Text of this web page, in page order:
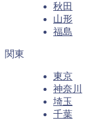
秋田
山形
福島
関東
東京
神奈川
埼玉
千葉